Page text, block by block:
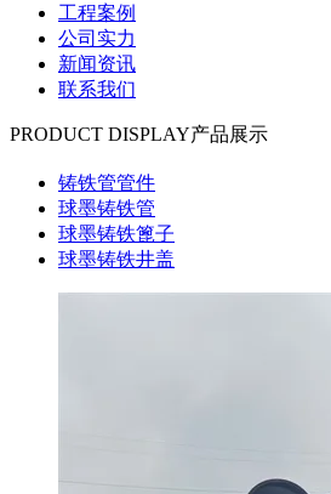
工程案例
公司实力
新闻资讯
联系我们
PRODUCT DISPLAY产品展示
铸铁管管件
球墨铸铁管
球墨铸铁篦子
球墨铸铁井盖